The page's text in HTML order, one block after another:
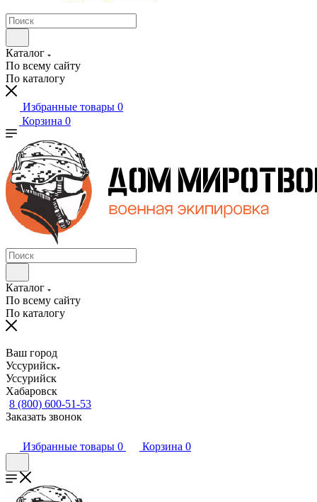
Каталог
По всему сайту
По каталогу
Избранные товары 0
Корзина 0
Каталог
По всему сайту
По каталогу
Ваш город
Уссурийск
Уссурийск
Хабаровск
8 (800) 600-51-53
Заказать звонок
Избранные товары 0 Корзина 0